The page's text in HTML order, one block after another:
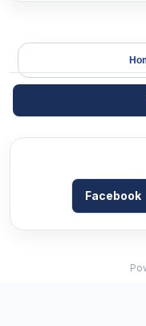
Facebook